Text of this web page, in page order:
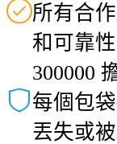
所有合
和可靠
300000
每個包
丟失或被